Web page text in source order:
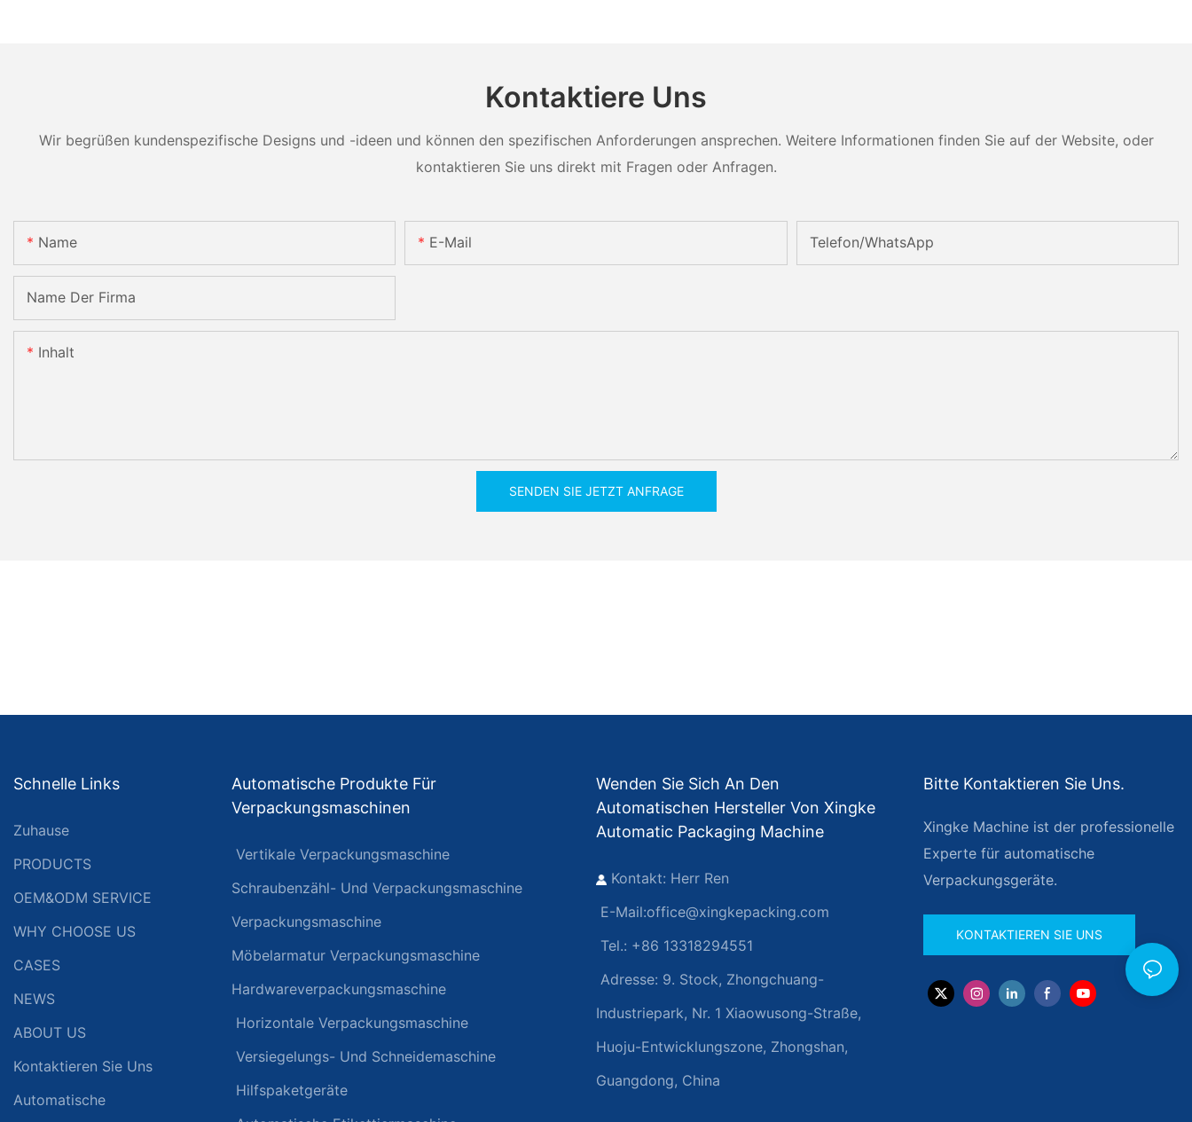
Kontaktiere Uns
Wir begrüßen kundenspezifische Designs und -ideen und können den spezifischen Anforderungen ansprechen. Weitere Informationen finden Sie auf der Website, oder
kontaktieren Sie uns direkt mit Fragen oder Anfragen.
Name E-Mail Telefon/WhatsApp
Name Der Firma
Inhalt
SENDEN SIE JETZT ANFRAGE
Schnelle Links
Zuhause
PRODUCTS
OEM&ODM SERVICE
WHY CHOOSE US
CASES
NEWS
ABOUT US
Kontaktieren Sie Uns
Automatische
Automatische Produkte Für
Verpackungsmaschinen
Vertikale Verpackungsmaschine
Schraubenzähl- Und Verpackungsmaschine
Verpackungsmaschine
Möbelarmatur Verpackungsmaschine
Hardwareverpackungsmaschine
Horizontale Verpackungsmaschine
Versiegelungs- Und Schneidemaschine
Hilfspaketgeräte
Wenden Sie Sich An Den
Automatischen Hersteller Von Xingke
Automatic Packaging Machine
Kontakt: Herr Ren
E-Mail:office@xingkepacking.com
Tel.: +86 13318294551
Adresse: 9. Stock, Zhongchuang-
Industriepark, Nr. 1 Xiaowusong-Straße,
Huoju-Entwicklungszone, Zhongshan,
Guangdong, China
Bitte Kontaktieren Sie Uns.
Xingke Machine ist der professionelle
Experte für automatische
Verpackungsgeräte.
KONTAKTIEREN SIE UNS